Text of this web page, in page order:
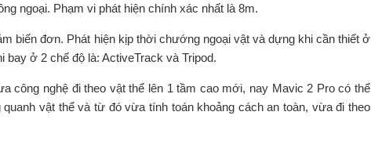
ngoại. Phạm vi phát hiện chính xác nhất là 8m.
biến đơn. Phát hiện kịp thời chướng ngoại vật và dựng khi cần thiết ở
bay ở 2 chế độ là: ActiveTrack và Tripod.
công nghệ đi theo vật thể lên 1 tầm cao mới, nay Mavic 2 Pro có thể
vật thể và từ đó vừa tính toán khoảng cách an toàn, vừa đi theo